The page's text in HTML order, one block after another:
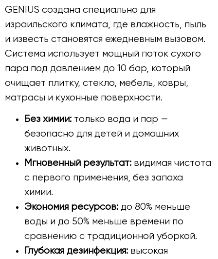
GENIUS создана специально для
израильского климата, где влажность, пыль
и известь становятся ежедневным вызовом.
Система использует мощный поток сухого
пара под давлением до 10 бар, который
очищает плитку, стекло, мебель, ковры,
матрасы и кухонные поверхности.
Без химии: только вода и пар —
безопасно для детей и домашних
животных.
Мгновенный результат: видимая чистота
с первого применения, без запаха
химии.
Экономия ресурсов: до 80% меньше
воды и до 50% меньше времени по
сравнению с традиционной уборкой.
Глубокая дезинфекция: высокая